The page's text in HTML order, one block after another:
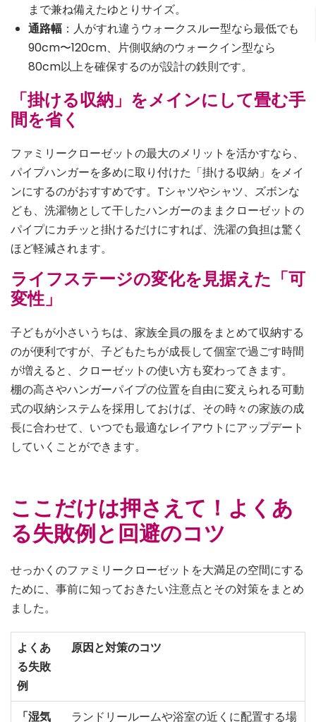
まで兼ね備えたゆとりサイズ。
通路幅 ：人がすれ違うウォークスルー型なら最低でも
90cm〜120cm、片側収納のウォークイン型なら
80cm以上を確保するのが設計の鉄則です。
「掛ける収納」をメインにして畳む手
間を省く
ファミリークローゼットの最大のメリットを活かすなら、
パイプハンガーを多めに取り付けた「掛ける収納」をメイ
ンにするのがおすすめです。Tシャツやシャツ、ズボンな
ども、洗濯物として干したハンガーのままクローゼットの
パイプにカチッと掛けるだけにすれば、洗濯の負担は驚く
ほど軽減されます。
ライフステージの変化を見据えた「可
変性」
子どもが小さいうちは、家族全員の服をまとめて収納する
のが便利ですが、子どもたちが成長して個室で過ごす時間
が増えると、クローゼットの使い方も変わってきます。
棚の高さやハンガーパイプの位置を自由に変えられる可動
式の収納システムを採用しておけば、その時々の家族の成
長に合わせて、いつでも最適なレイアウトにアップデート
していくことができます。
ここだけは押さえて！よくあ
る失敗例と回避のコツ
せっかくのファミリークローゼットを大満足の空間にする
ために、事前に知っておきたい注意点とその対策をまとめ
ました。
よくあ
る失敗
例
原因と対策のコツ
「湿気 ランドリールームや浴室の近くに配置する場